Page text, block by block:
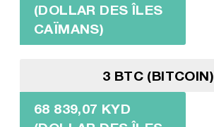
(DOLLAR DES ÎLES
CAÏMANS)
3 BTC (BITCOIN)
68 839,07 KYD